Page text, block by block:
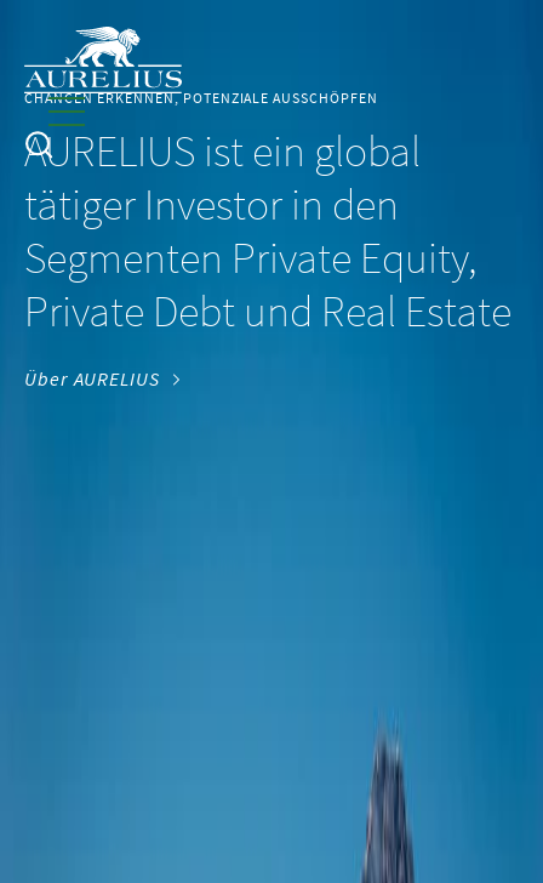
CHANCEN ERKENNEN, POTENZIALE AUSSCHÖPFEN
AURELIUS ist ein global
tätiger Investor in den
Segmenten Private Equity,
Private Debt und Real Estate
Über AURELIUS